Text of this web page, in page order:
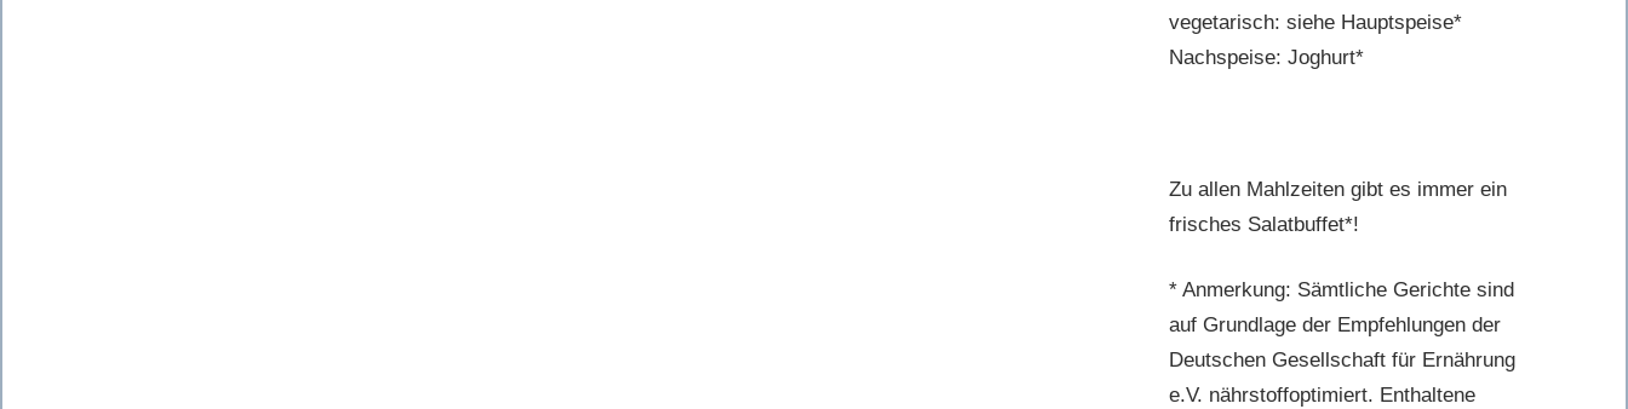
vegetarisch: siehe Hauptspeise*
Nachspeise: Joghurt*
Zu allen Mahlzeiten gibt es immer ein
frisches Salatbuffet*!
* Anmerkung: Sämtliche Gerichte sind
auf Grundlage der Empfehlungen der
Deutschen Gesellschaft für Ernährung
e.V. nährstoffoptimiert. Enthaltene